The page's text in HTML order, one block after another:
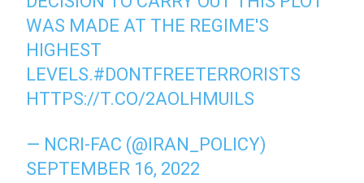
WAS MADE AT THE REGIME'S
HIGHEST
LEVELS.#DONTFREETERRORISTS
HTTPS://T.CO/2AOLHMUILS
— NCRI-FAC (@IRAN_POLICY)
SEPTEMBER 16, 2022